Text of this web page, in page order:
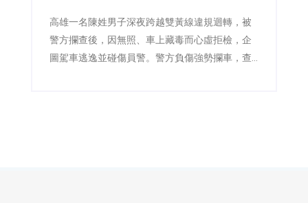
高雄一名陳姓男子深夜跨越雙黃線違規迴轉，被
警方攔查後，因無照、車上藏毒而心虛拒檢，企
圖駕車逃逸並碰傷員警。警方負傷強勢攔車，查